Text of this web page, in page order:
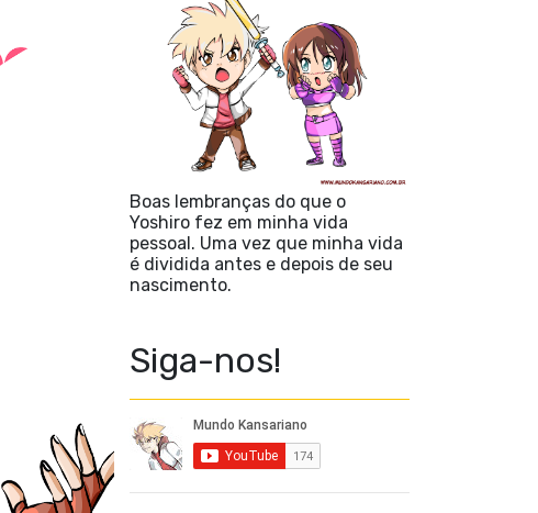
Boas lembranças do que o
Yoshiro fez em minha vida
pessoal. Uma vez que minha vida
é dividida antes e depois de seu
nascimento.
Siga-nos!